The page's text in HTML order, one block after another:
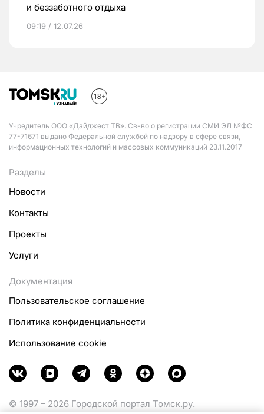
и беззаботного отдыха
09:19 / 12.07.26
Учредитель ООО «Дайджест ТВ». Св-во о регистрации СМИ ЭЛ №ФС
77-71671 выдано Федеральной службой по надзору в сфере связи,
информационных технологий и массовых коммуникаций 23.11.2017
Разделы
Новости
Контакты
Проекты
Услуги
Документация
Пользовательское соглашение
Политика конфиденциальности
Использование cookie
© 1997 – 2026 Городской портал Томск.ру.